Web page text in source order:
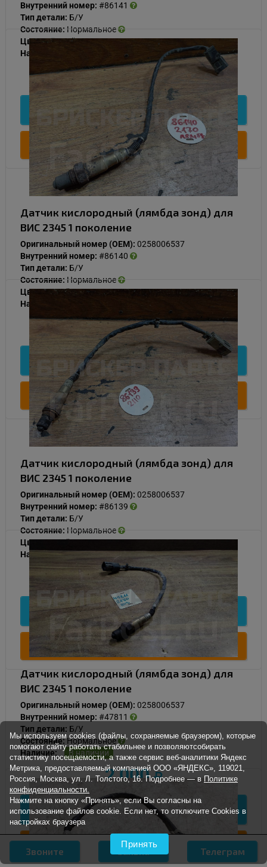
Внутренний номер: #86141
Тип детали: Б/У
Состояние: Нормальное
Цвет:Чёрный
Наличие:
1 000
Подробнее
Купить
Датчик кислородный (лямбда зонд) для
ВИС 2345 1 поколение
Оригинальный номер (OEM): 0258006537
Внутренний номер: #86140
Тип детали: Б/У
Состояние: Нормальное
Цвет:Серый
Наличие:
1 000
Подробнее
Купить
Датчик кислородный (лямбда зонд) для
ВИС 2345 1 поколение
Оригинальный номер (OEM): 0258006537
Внутренний номер: #86139
Тип детали: Б/У
Состояние: Нормальное
Цвет:Серый
Наличие:
В наличии
1 000
Подробнее
Купить
Датчик кислородный (лямбда зонд) для
ВИС 2345 1 поколение
Оригинальный номер (OEM): 0258006537
Внутренний номер: #47811
Тип детали: Б/У
Состояние:Нормальное
Наличие:
В наличии
2 000
Подробнее
Купить
Звоните Заявка Телеграм
Мы используем cookies (файлы, сохраняемые браузером), которые
помогают сайту работать стабильнее и позволяютсобирать
статистику посещаемости, а также сервис веб-аналитики Яндекс
Метрика, предоставляемый компанией ООО «ЯНДЕКС», 119021,
Россия, Москва, ул. Л. Толстого, 16. Подробнее — в Политике
конфиденциальности.
Нажмите на кнопку «Принять», если Вы согласны на
использование файлов cookie. Если нет, то отключите Cookies в
настройках браузера
Принять